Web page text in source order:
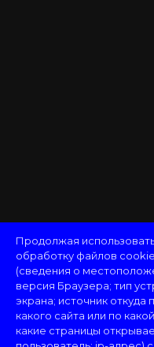
Продолжая
обработку файлов
(сведения о
версия Браузера; тип
экрана; источник откуда
какого сайта или по
какие страницы